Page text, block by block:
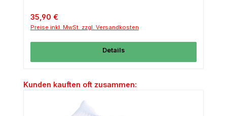
Regulärer Preis:
35,90 €
Preise inkl. MwSt. zzgl. Versandkosten
Details
Produktgalerie überspringen
Kunden kauften oft zusammen: